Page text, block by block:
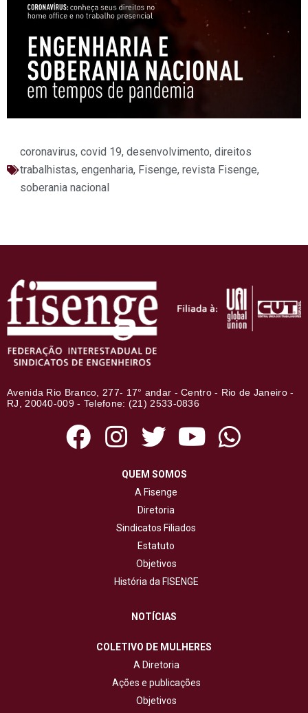
coronavirus, covid 19, desenvolvimento, direitos
trabalhistas, engenharia, Fisenge, revista Fisenge,
soberania nacional
Avenida Rio Branco, 277- 17° andar - Centro - Rio de Janeiro -
RJ, 20040-009 - Telefone: (21) 2533-0836
QUEM SOMOS
A Fisenge
Diretoria
Sindicatos Filiados
Estatuto
Objetivos
História da FISENGE
NOTÍCIAS
COLETIVO DE MULHERES
A Diretoria
Ações e publicações
Objetivos